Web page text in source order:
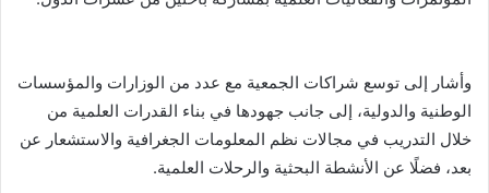
وأشار إلى توسع شراكات الجمعية مع عدد من الوزارات والمؤسسات
الوطنية والدولية، إلى جانب جهودها في بناء القدرات العلمية من
خلال التدريب في مجالات نظم المعلومات الجغرافية والاستشعار عن
بعد، فضلًا عن الأنشطة البحثية والرحلات العلمية.